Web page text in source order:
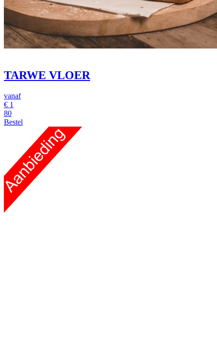
TARWE VLOER
vanaf
€ 1
80
Bestel